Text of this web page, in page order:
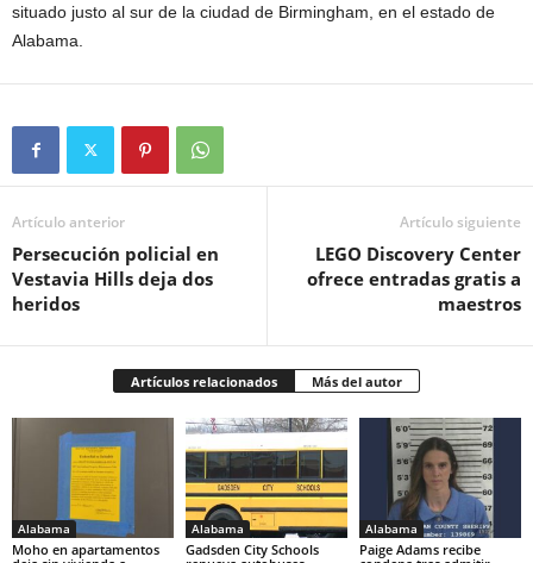
situado justo al sur de la ciudad de Birmingham, en el estado de
Alabama.
Artículo anterior
Persecución policial en
Vestavia Hills deja dos
heridos
Artículo siguiente
LEGO Discovery Center
ofrece entradas gratis a
maestros
Artículos relacionados Más del autor
Alabama
Moho en apartamentos
Alabama
Gadsden City Schools
Alabama
Paige Adams recibe